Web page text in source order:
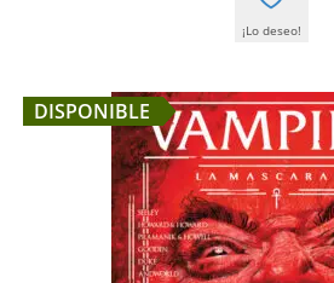
¡Lo deseo!
DISPONIBLE